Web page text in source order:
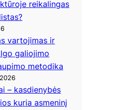
reikalingas
vartojimas ir
galiojimo
metodika
– kasdienybės
kuria asmeninį